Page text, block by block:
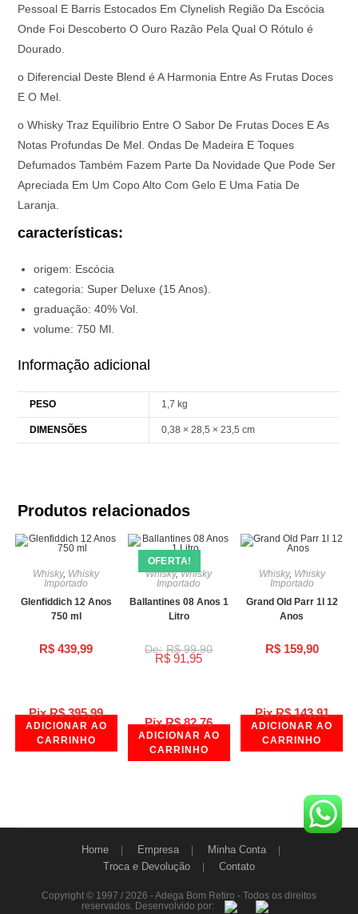
Pessoal E Barris Estocados Em Clynelish Região Da Escócia
Onde Foi Descoberto O Ouro Razão Pela Qual O Rótulo é
Dourado.
o Diferencial Deste Blend é A Harmonia Entre As Frutas Doces
E O Mel.
o Whisky Traz Equilíbrio Entre O Sabor De Frutas Doces E As
Notas Profundas De Mel. Ondas De Madeira E Toques
Defumados Também Fazem Parte Da Novidade Que Pode Ser
Apreciada Em Um Copo Alto Com Gelo E Uma Fatia De
Laranja.
características:
origem: Escócia
categoria: Super Deluxe (15 Anos).
graduação: 40% Vol.
volume: 750 Ml.
Informação adicional
PESO 1,7 kg
DIMENSÕES 0,38 × 28,5 × 23,5 cm
Produtos relacionados
Pix R$395,99
Whisky, Whisky
Importado
Glenfiddich 12 Anos
750 ml
R$ 439,99
ADICIONAR AO
CARRINHO
Pix R$82,76
OFERTA!
Whisky,Whisky
Importado
Ballantines 08 Anos 1
Litro
R$99,90
R$ 91,95
ADICIONAR AO
CARRINHO
Pix R$143,91
Whisky, Whisky
Importado
Grand Old Parr 1l 12
Anos
R$159,90
ADICIONAR AO
CARRINHO
Home Empresa
Minha Conta
Troca e Devolução
Contato
Copyright © 1997 / 2026 - Adega Bom Retiro - Todos os direitos
reservados. Desenvolvido por: